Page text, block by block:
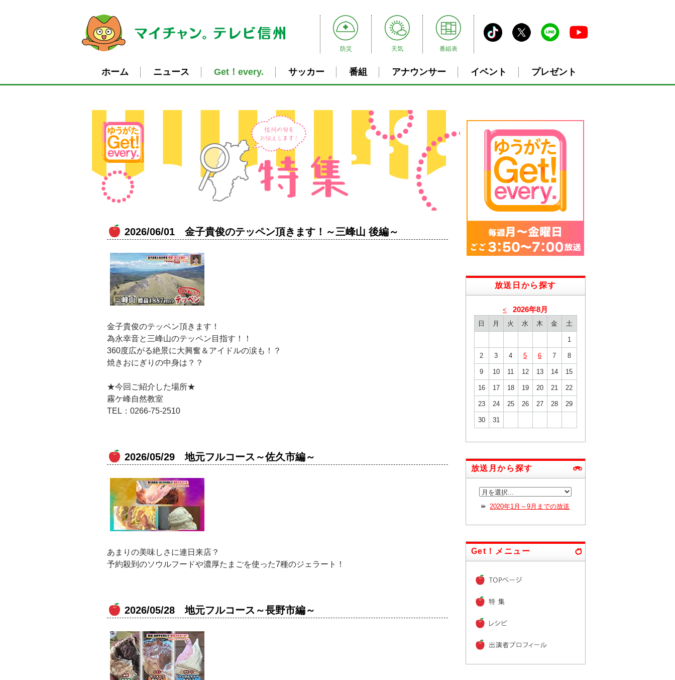
防災 天気 番組表
ホーム ニュース Get！every. サッカー 番組 アナウンサー イベント プレゼント
2026/06/01 金子貴俊のテッペン頂きます！～三峰山 後編～
金子貴俊のテッペン頂きます！
為永幸音と三峰山のテッペン目指す！！
360度広がる絶景に大興奮＆アイドルの涙も！？
焼きおにぎりの中身は？？
★今回ご紹介した場所★
霧ケ峰自然教室
TEL：0266-75-2510
2026/05/29 地元フルコース～佐久市編～
あまりの美味しさに連日来店？
予約殺到のソウルフードや濃厚たまごを使った7種のジェラート！
2026/05/28 地元フルコース～長野市編～
放送日から探す
< 2026年8月
日 月 火 水 木 金 土
1
2 3 4 5 6 7 8
9 10 11 12 13 14 15
16 17 18 19 20 21 22
23 24 25 26 27 28 29
30 31
放送月から探す
2020年1月～9月までの放送
Get！メニュー